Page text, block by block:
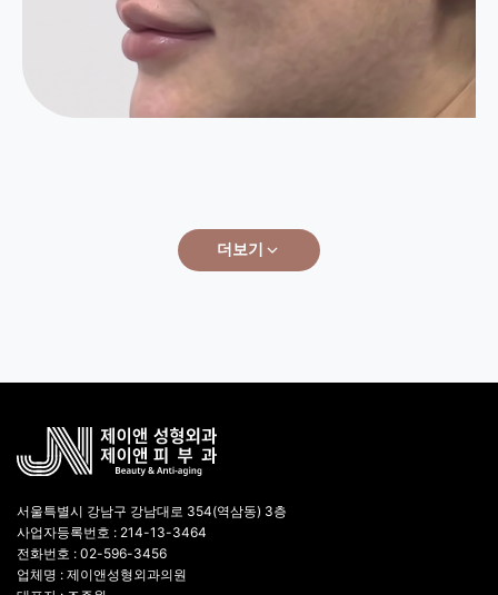
더보기
서울특별시 강남구 강남대로 354(역삼동) 3층
사업자등록번호 : 214-13-3464
전화번호 : 02-596-3456
업체명 : 제이앤성형외과의원